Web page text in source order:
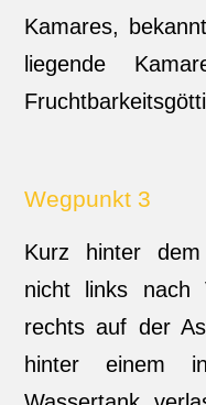
Kamares,
liegende
Wegpunkt 3
Kurz hinter
nicht links nach
rechts auf der
hinter einem